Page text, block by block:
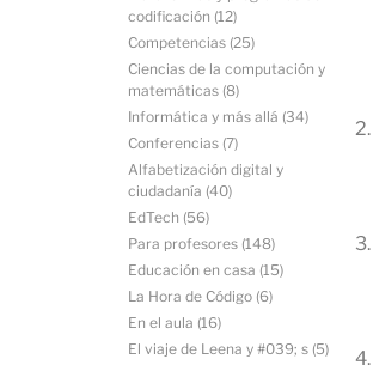
codificación (12)
Competencias (25)
Ciencias de la computación y
matemáticas (8)
Informática y más allá (34)
Conferencias (7)
Alfabetización digital y
ciudadanía (40)
EdTech (56)
Para profesores (148)
Educación en casa (15)
La Hora de Código (6)
En el aula (16)
El viaje de Leena y #039; s (5)